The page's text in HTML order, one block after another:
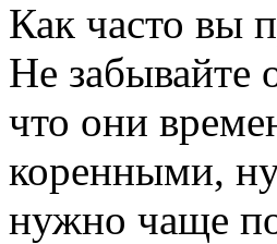
Как часто вы
Не забывайте
что они
коренными,
нужно чаще